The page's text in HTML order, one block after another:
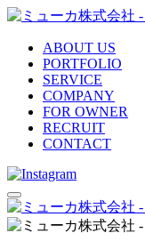
ABOUT US
PORTFOLIO
SERVICE
COMPANY
FOR OWNER
RECRUIT
CONTACT